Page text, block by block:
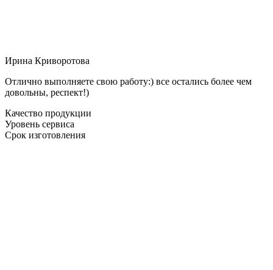
Ирина Криворотова
Отлично выполняете свою работу:) все остались более чем
довольны, респект!)
Качество продукции
Уровень сервиса
Срок изготовления